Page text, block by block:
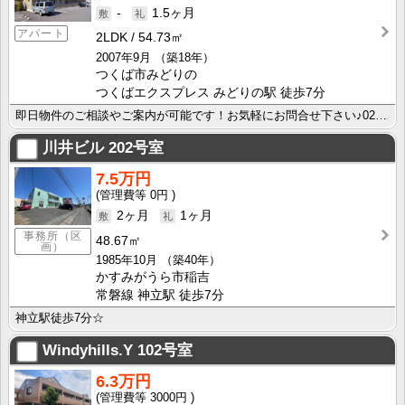
アパート
-
1.5ヶ月
2LDK
54.73㎡
2007年9月
（築18年）
つくば市みどりの
つくばエクスプレス みどりの駅 徒歩7分
即日物件のご相談やご案内が可能です！お気軽にお問合せ下さい♪029-863-3939
川井ビル202号室
事務所（区
画）
7.5万円
0円
2ヶ月
1ヶ月
48.67㎡
1985年10月
（築40年）
かすみがうら市稲吉
常磐線 神立駅 徒歩7分
神立駅徒歩7分☆
Windyhills.Y 102号室
6.3万円
3000円